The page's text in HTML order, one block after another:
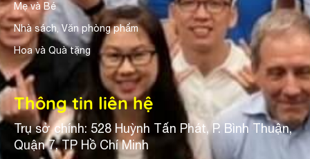
Mẹ và Bé
Nhà sách, Văn phòng phẩm
Hoa và Quà tặng
Thông tin liên hệ
Trụ sở chính: 528 Huỳnh Tấn Phát, P. Bình Thuận,
Quận 7, TP Hồ Chí Minh